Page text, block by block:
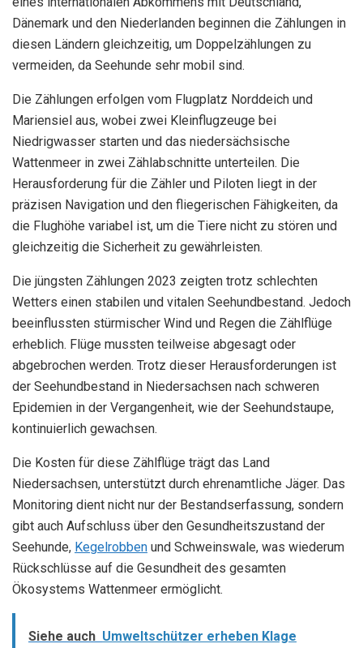
Dänemark und den Niederlanden beginnen die Zählungen in
diesen Ländern gleichzeitig, um Doppelzählungen zu
vermeiden, da Seehunde sehr mobil sind.
Die Zählungen erfolgen vom Flugplatz Norddeich und
Mariensiel aus, wobei zwei Kleinflugzeuge bei
Niedrigwasser starten und das niedersächsische
Wattenmeer in zwei Zählabschnitte unterteilen. Die
Herausforderung für die Zähler und Piloten liegt in der
präzisen Navigation und den fliegerischen Fähigkeiten, da
die Flughöhe variabel ist, um die Tiere nicht zu stören und
gleichzeitig die Sicherheit zu gewährleisten.
Die jüngsten Zählungen 2023 zeigten trotz schlechten
Wetters einen stabilen und vitalen Seehundbestand. Jedoch
beeinflussten stürmischer Wind und Regen die Zählflüge
erheblich. Flüge mussten teilweise abgesagt oder
abgebrochen werden. Trotz dieser Herausforderungen ist
der Seehundbestand in Niedersachsen nach schweren
Epidemien in der Vergangenheit, wie der Seehundstaupe,
kontinuierlich gewachsen.
Die Kosten für diese Zählflüge trägt das Land
Niedersachsen, unterstützt durch ehrenamtliche Jäger. Das
Monitoring dient nicht nur der Bestandserfassung, sondern
gibt auch Aufschluss über den Gesundheitszustand der
Seehunde, Kegelrobben und Schweinswale, was wiederum
Rückschlüsse auf die Gesundheit des gesamten
Ökosystems Wattenmeer ermöglicht.
Siehe auch Umweltschützer erheben Klage